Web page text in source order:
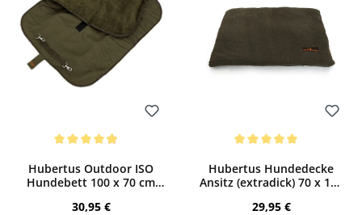
Bewerten
Hubertus Outdoor ISO
Hundebett 100 x 70 cm
Regulärer Preis:
30,95 €
Bewerten
Hubertus Hundedecke
Ansitz (extradick) 70 x 100
Regulärer Preis:
29,95 €